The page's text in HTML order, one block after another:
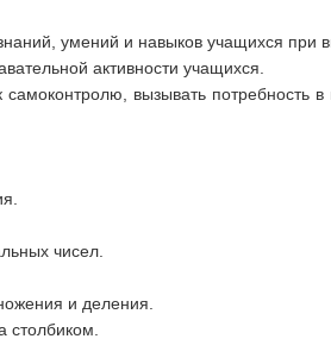
умений и навыков учащихся при
активности учащихся.
самоконтролю, вызывать потребность
чисел.
и деления.
столбиком.